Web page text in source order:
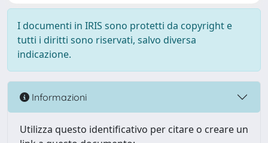
I documenti in IRIS sono protetti da copyright e
tutti i diritti sono riservati, salvo diversa
indicazione.
Informazioni
Utilizza questo identificativo per citare o creare un